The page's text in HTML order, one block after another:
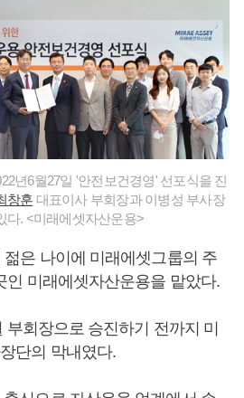
년6월27일 '안전보건경영' 선포식을 진
창훈 대표이사 부회장과 이병성 부사장
다. <미래에셋자산운용>
젊은 나이에 미래에셋그룹의 주
인 미래에셋자산운용을 맡았다.
부회장으로 승진하기 전까지 미
단의 막내였다.